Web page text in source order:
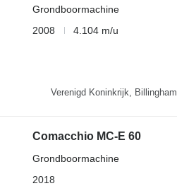
Grondboormachine
2008
4.104 m/u
Verenigd Koninkrijk, Billingham
Comacchio MC-E 60
Grondboormachine
2018